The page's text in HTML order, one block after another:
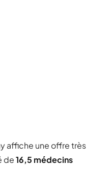
affiche une offre très
de16,5 médecins